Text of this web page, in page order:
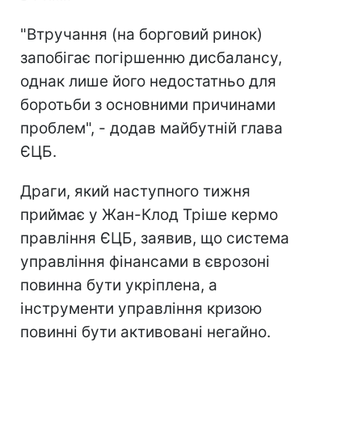
"Втручання (на борговий ринок)
запобігає погіршенню дисбалансу,
однак лише його недостатньо для
боротьби з основними причинами
проблем", - додав майбутній глава
ЄЦБ.
Драги, який наступного тижня
приймає у Жан-Клод Тріше кермо
правління ЄЦБ, заявив, що система
управління фінансами в єврозоні
повинна бути укріплена, а
інструменти управління кризою
повинні бути активовані негайно.